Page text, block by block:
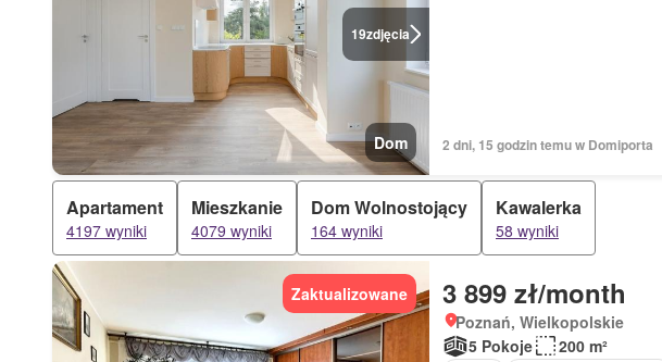
19zdjęcia
Dom 2 dni, 15 godzin temu w Domiporta
Apartament
4197 wyniki
Mieszkanie
4079 wyniki
Dom Wolnostojący
164 wyniki
Kawalerka
58 wyniki
Zaktualizowane 3 899 zł/month
Poznań, Wielkopolskie
5 Pokoje
200 m²